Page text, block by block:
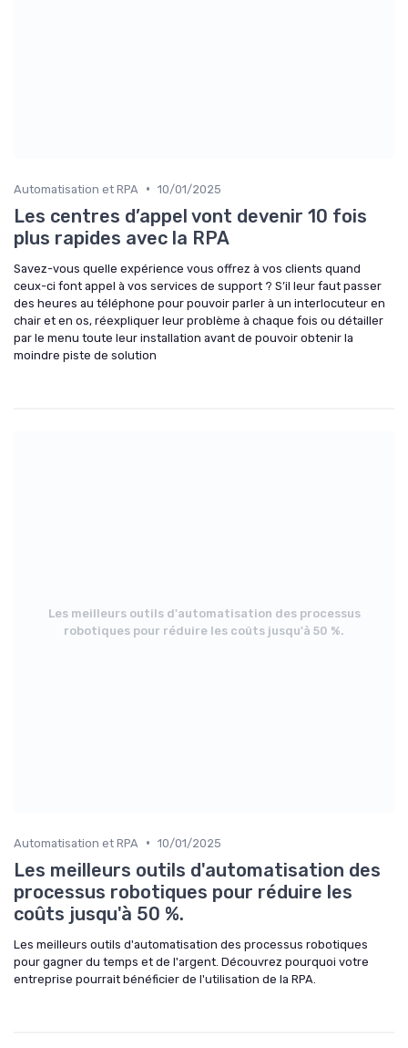
Automatisation et RPA • 10/01/2025
Les centres d’appel vont devenir 10 fois
plus rapides avec la RPA
Savez-vous quelle expérience vous offrez à vos clients quand
ceux-ci font appel à vos services de support ? S’il leur faut passer
des heures au téléphone pour pouvoir parler à un interlocuteur en
chair et en os, réexpliquer leur problème à chaque fois ou détailler
par le menu toute leur installation avant de pouvoir obtenir la
moindre piste de solution
Les meilleurs outils d'automatisation des processus
robotiques pour réduire les coûts jusqu'à 50 %.
Automatisation et RPA • 10/01/2025
Les meilleurs outils d'automatisation des
processus robotiques pour réduire les
coûts jusqu'à 50 %.
Les meilleurs outils d'automatisation des processus robotiques
pour gagner du temps et de l'argent. Découvrez pourquoi votre
entreprise pourrait bénéficier de l'utilisation de la RPA.